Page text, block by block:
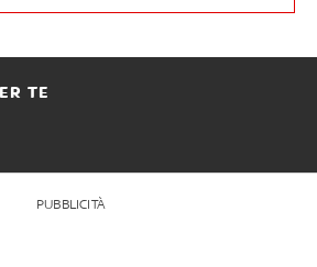
TE
PUBBLICITÀ